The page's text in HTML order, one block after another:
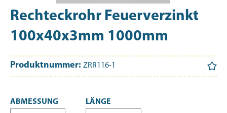
Rechteckrohr Feuerverzinkt
100x40x3mm 1000mm
Produktnummer: ZRR116-1
ABMESSUNG AUSWÄHLEN
LÄNGE